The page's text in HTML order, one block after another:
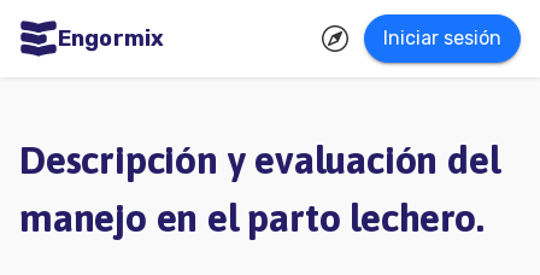
Engormix Iniciar sesión
Agricultura
Balanceados
Descripción y evaluación del
manejo en el parto lechero.